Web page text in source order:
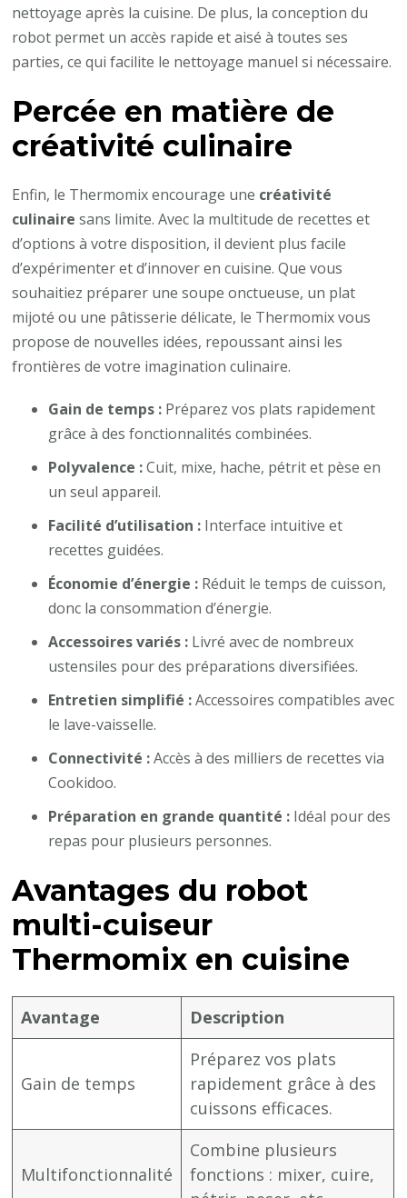
nettoyage après la cuisine. De plus, la conception du
robot permet un accès rapide et aisé à toutes ses
parties, ce qui facilite le nettoyage manuel si nécessaire.
Percée en matière de
créativité culinaire
Enfin, le Thermomix encourage une créativité
culinaire sans limite. Avec la multitude de recettes et
d’options à votre disposition, il devient plus facile
d’expérimenter et d’innover en cuisine. Que vous
souhaitiez préparer une soupe onctueuse, un plat
mijoté ou une pâtisserie délicate, le Thermomix vous
propose de nouvelles idées, repoussant ainsi les
frontières de votre imagination culinaire.
Gain de temps : Préparez vos plats rapidement
grâce à des fonctionnalités combinées.
Polyvalence :Cuit, mixe, hache, pétrit et pèse en
un seul appareil.
Facilité d’utilisation : Interface intuitive et
recettes guidées.
Économie d’énergie : Réduit le temps de cuisson,
donc la consommation d’énergie.
Accessoires variés : Livré avec de nombreux
ustensiles pour des préparations diversifiées.
Entretien simplifié :Accessoires compatibles avec
le lave-vaisselle.
Connectivité :Accès à des milliers de recettes via
Cookidoo.
Préparation en grande quantité : Idéal pour des
repas pour plusieurs personnes.
Avantages du robot
multi-cuiseur
Thermomix en cuisine
Avantage Description
Gain de temps
Préparez vos plats
rapidement grâce à des
cuissons efficaces.
Multifonctionnalité
Combine plusieurs
fonctions : mixer, cuire,